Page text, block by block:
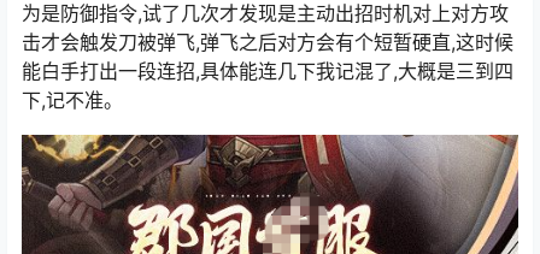
为是防御指令,试了几次才发现是主动出招时机对上对方攻
击才会触发刀被弹飞,弹飞之后对方会有个短暂硬直,这时候
能白手打出一段连招,具体能连几下我记混了,大概是三到四
下,记不准。